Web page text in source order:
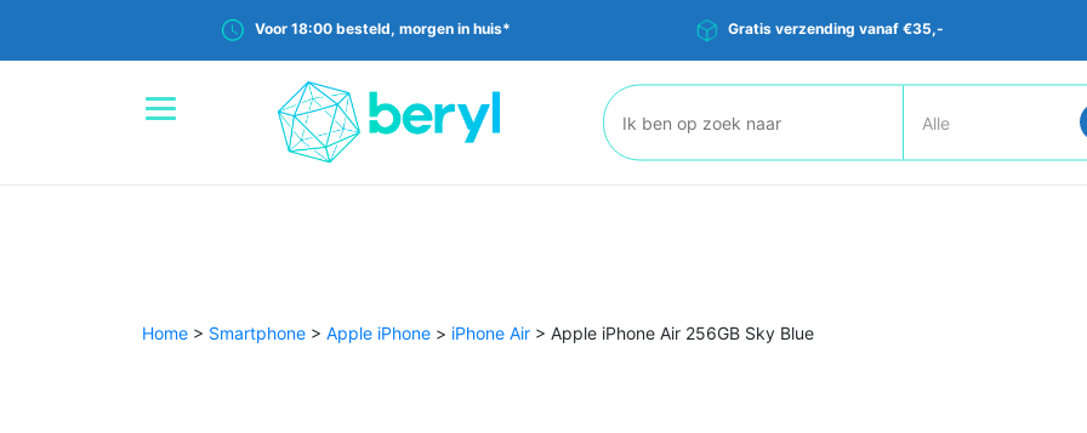
Voor 18:00 besteld, morgen in huis* Gratis verzending vanaf €35,-
Zoeken:
Home > Smartphone > Apple iPhone > iPhone Air > Apple iPhone Air 256GB Sky Blue